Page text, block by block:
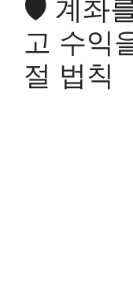
🛡️ 계좌
고 수익
절 법칙